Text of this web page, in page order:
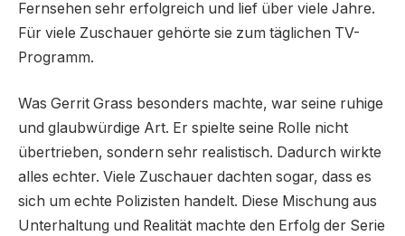
Fernsehen sehr erfolgreich und lief über viele Jahre.
Für viele Zuschauer gehörte sie zum täglichen TV-
Programm.
Was Gerrit Grass besonders machte, war seine ruhige
und glaubwürdige Art. Er spielte seine Rolle nicht
übertrieben, sondern sehr realistisch. Dadurch wirkte
alles echter. Viele Zuschauer dachten sogar, dass es
sich um echte Polizisten handelt. Diese Mischung aus
Unterhaltung und Realität machte den Erfolg der Serie